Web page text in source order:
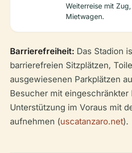
Weiterreise mit
Mietwagen.
Barrierefreiheit: Das Stadion
barrierefreien Sitzplätzen,
ausgewiesenen Parkplätzen
Besucher mit eingeschränkter
Unterstützung im Voraus mit
aufnehmen (uscatanzaro.net).